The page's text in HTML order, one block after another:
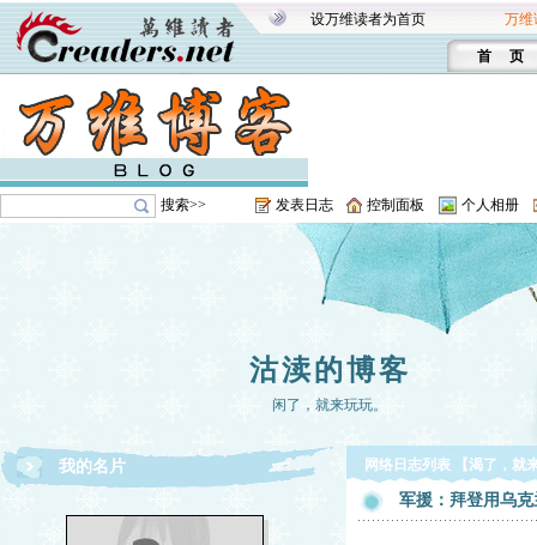
设万维读者为首页 万维
首 页
搜索>> 发表日志 控制面板 个人相册
沽渎的博客
闲了，就来玩玩。
我的名片 网络日志列表 【渴了，就
军援：拜登用乌